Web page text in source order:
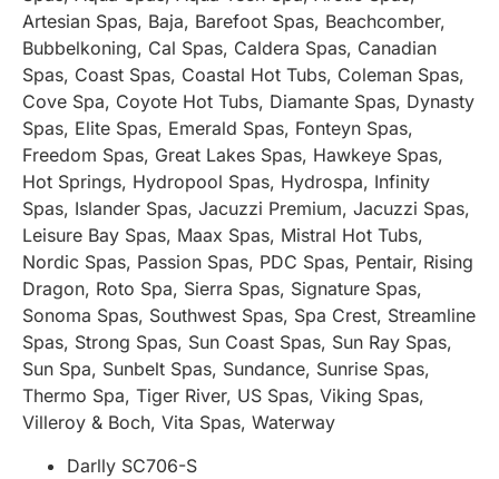
Artesian Spas, Baja, Barefoot Spas, Beachcomber,
Bubbelkoning, Cal Spas, Caldera Spas, Canadian
Spas, Coast Spas, Coastal Hot Tubs, Coleman Spas,
Cove Spa, Coyote Hot Tubs, Diamante Spas, Dynasty
Spas, Elite Spas, Emerald Spas, Fonteyn Spas,
Freedom Spas, Great Lakes Spas, Hawkeye Spas,
Hot Springs, Hydropool Spas, Hydrospa, Infinity
Spas, Islander Spas, Jacuzzi Premium, Jacuzzi Spas,
Leisure Bay Spas, Maax Spas, Mistral Hot Tubs,
Nordic Spas, Passion Spas, PDC Spas, Pentair, Rising
Dragon, Roto Spa, Sierra Spas, Signature Spas,
Sonoma Spas, Southwest Spas, Spa Crest, Streamline
Spas, Strong Spas, Sun Coast Spas, Sun Ray Spas,
Sun Spa, Sunbelt Spas, Sundance, Sunrise Spas,
Thermo Spa, Tiger River, US Spas, Viking Spas,
Villeroy & Boch, Vita Spas, Waterway
Darlly SC706-S